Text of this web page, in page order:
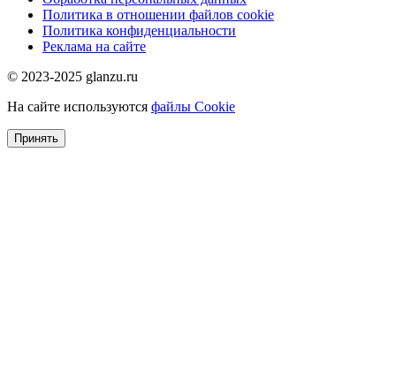
Политика в отношении файлов cookie
Политика конфиденциальности
Реклама на сайте
© 2023-2025 glanzu.ru
На сайте используются файлы Cookie
Принять